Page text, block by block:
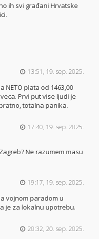
ih svi građani Hrvatske
13:51, 19. sep. 2025.
NETO plata od 1463,00
Prvi put vise ljudi je
totalna panika.
17:40, 19. sep. 2025.
Ne razumem masu
19:17, 19. sep. 2025.
vojnom paradom u
je za lokalnu upotrebu.
20:32, 20. sep. 2025.